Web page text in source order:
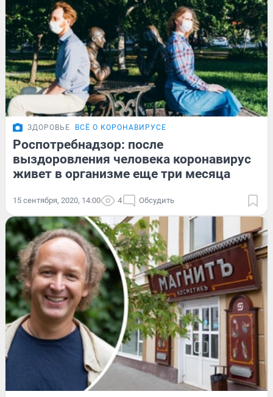
ЗДОРОВЬЕ ВСЁ О КОРОНАВИРУСЕ
Роспотребнадзор: после
выздоровления человека коронавирус
живет в организме еще три месяца
15 сентября, 2020, 14:00 4 Обсудить